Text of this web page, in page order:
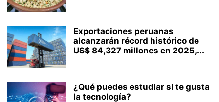
Exportaciones peruanas
alcanzarán récord histórico de
US$ 84,327 millones en 2025,...
¿Qué puedes estudiar si te gusta
la tecnología?